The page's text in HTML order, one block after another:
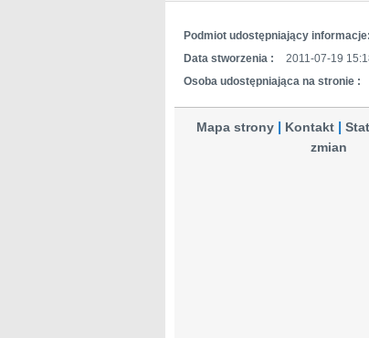
Podmiot udostępniający informacje:
Data stworzenia :
2011-07-19
Osoba udostępniająca na stronie :
Mapa strony Kontakt
zmian